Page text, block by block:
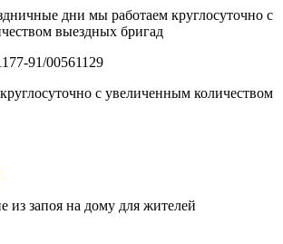
дни мы работаем круглосуточно с
выездных бригад
91/00561129
с увеличенным количеством
из запоя на дому для жителей